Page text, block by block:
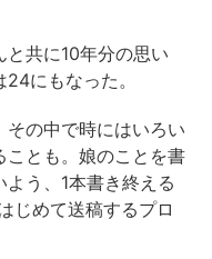
共に10年分の思い
にもなった。
その中で時にはいろい
ことも。娘のことを書
う、1本書き終える
じめて送稿するプロ